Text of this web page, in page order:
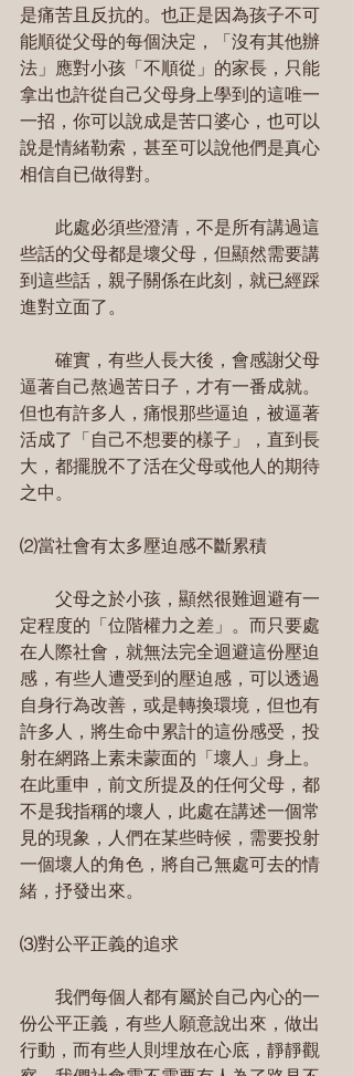
是痛苦且反抗的。也正是因為孩子不可
能順從父母的每個決定，「沒有其他辦
法」應對小孩「不順從」的家長，只能
拿出也許從自己父母身上學到的這唯一
一招，你可以說成是苦口婆心，也可以
說是情緒勒索，甚至可以說他們是真心
相信自已做得對。
此處必須些澄清，不是所有講過這
些話的父母都是壞父母，但顯然需要講
到這些話，親子關係在此刻，就已經踩
進對立面了。
確實，有些人長大後，會感謝父母
逼著自己熬過苦日子，才有一番成就。
但也有許多人，痛恨那些逼迫，被逼著
活成了「自己不想要的樣子」，直到長
大，都擺脫不了活在父母或他人的期待
之中。
⑵當社會有太多壓迫感不斷累積
父母之於小孩，顯然很難迴避有一
定程度的「位階權力之差」。而只要處
在人際社會，就無法完全迴避這份壓迫
感，有些人遭受到的壓迫感，可以透過
自身行為改善，或是轉換環境，但也有
許多人，將生命中累計的這份感受，投
射在網路上素未蒙面的「壞人」身上。
在此重申，前文所提及的任何父母，都
不是我指稱的壞人，此處在講述一個常
見的現象，人們在某些時候，需要投射
一個壞人的角色，將自己無處可去的情
緒，抒發出來。
⑶對公平正義的追求
我們每個人都有屬於自己內心的一
份公平正義，有些人願意說出來，做出
行動，而有些人則埋放在心底，靜靜觀